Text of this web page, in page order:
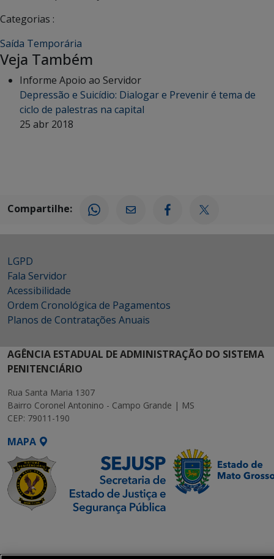
Categorias :
Saída Temporária
Veja Também
Informe Apoio ao Servidor
Depressão e Suicídio: Dialogar e Prevenir é tema de
ciclo de palestras na capital
25 abr 2018
Compartilhe:
LGPD
Fala Servidor
Acessibilidade
Ordem Cronológica de Pagamentos
Planos de Contratações Anuais
AGÊNCIA ESTADUAL DE ADMINISTRAÇÃO DO SISTEMA
PENITENCIÁRIO
Rua Santa Maria 1307
Bairro Coronel Antonino - Campo Grande | MS
CEP: 79011-190
MAPA